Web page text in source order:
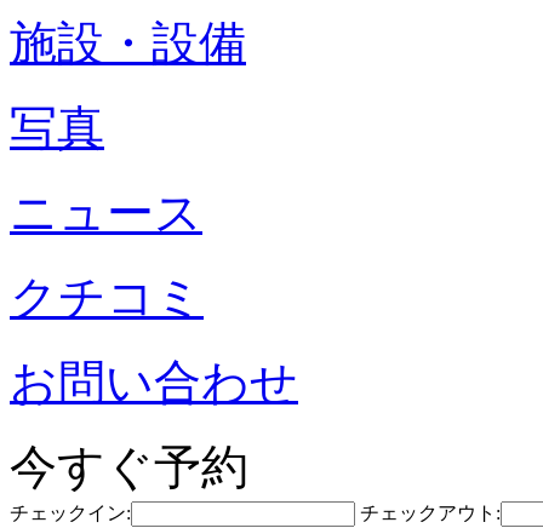
施設・設備
写真
ニュース
クチコミ
お問い合わせ
今すぐ予約
チェックイン: チェックアウト: